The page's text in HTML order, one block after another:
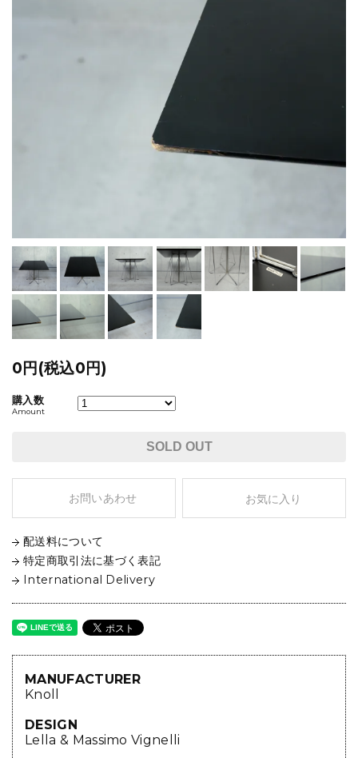
0円(税込0円)
購入数
Amount
SOLD OUT
お問いあわせ お気に入り
配送料について
特定商取引法に基づく表記
International Delivery
MANUFACTURER
Knoll
DESIGN
Lella & Massimo Vignelli